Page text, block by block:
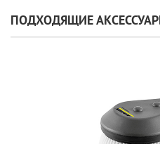
ПОДХОДЯЩИЕ